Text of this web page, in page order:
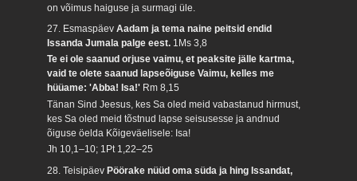
on võimus haiguse ja surmagi üle.
27. EsmaspäevAadam ja tema naine peitsid endid
Issanda Jumala palge eest. 1Ms 3,8
Te ei ole saanud orjuse vaimu, et peaksite jälle kartma,
vaid te olete saanud lapseõiguse Vaimu, kelles me
hüüame: 'Abba! Isa!' Rm 8,15
Tänan Sind Jeesus, kes Sa oled meid vabastanud hirmust,
kes Sa oled meid tõstnud lapse seisusesse ja andnud
õiguse öelda Kõigeväelisele: Isa!
Jh 10,1–10; 1Pt 1,22–25
28. TeisipäevPöörake nüüd oma süda ja hing Issandat,